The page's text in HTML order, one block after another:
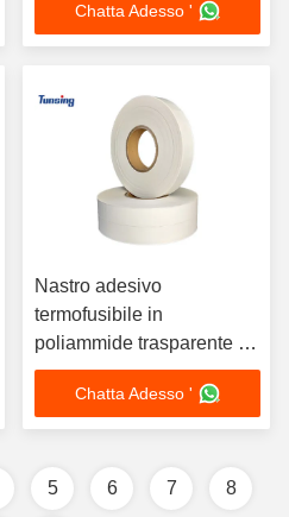
Chatta Adesso '
Nastro adesivo
termofusibile in
poliammide trasparente di
buona qualità per carte
d'identità e SIM
Chatta Adesso '
5 6 7 8